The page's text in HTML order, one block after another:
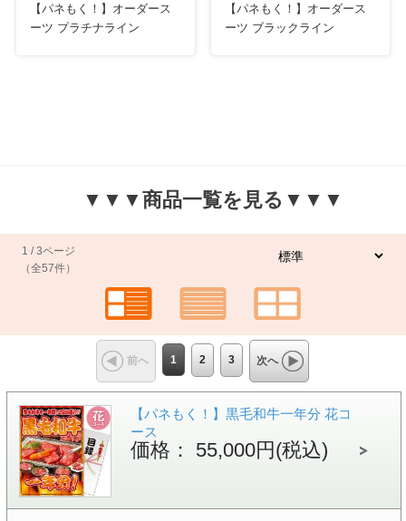
【パネもく！】オーダース
ーツ プラチナライン
【パネもく！】オーダース
ーツ ブラックライン
▼▼▼商品一覧を見る▼▼▼
1 / 3ページ
（全57件）
前へ 1 2 3 次へ
【パネもく！】黒毛和牛一年分 花コ
ース
価格： 55,000円(税込)